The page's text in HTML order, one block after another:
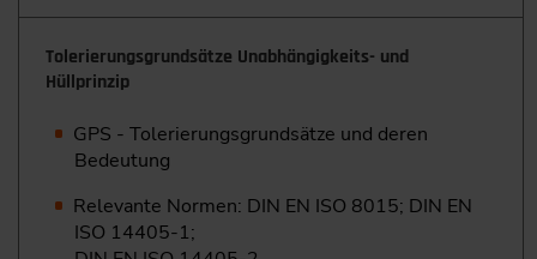
Tolerierungsgrundsätze Unabhängigkeits- und
Hüllprinzip
GPS - Tolerierungsgrundsätze und deren
Bedeutung
Relevante Normen: DIN EN ISO 8015; DIN EN
ISO 14405-1;